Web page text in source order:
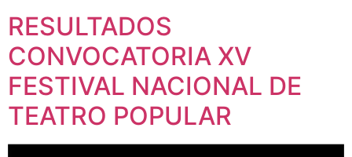
RESULTADOS
CONVOCATORIA XV
FESTIVAL NACIONAL DE
TEATRO POPULAR